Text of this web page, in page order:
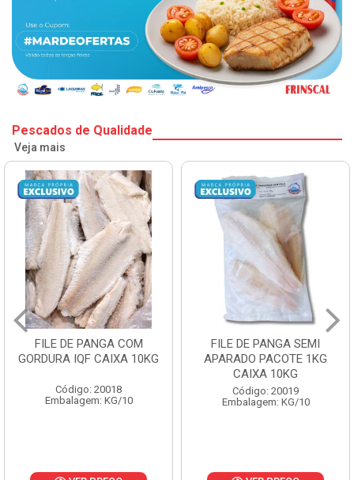
Pescados de Qualidade
Veja mais
COM
10KG
FILE DE PANGA SEMI
APARADO PACOTE 1KG
Embalagem: KG/10
POLACA